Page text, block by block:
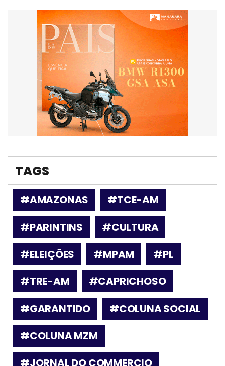
TAGS
#AMAZONAS
#TCE-AM
#PARINTINS
#CULTURA
#ELEIÇÕES
#MPAM
#PL
#TRE-AM
#CAPRICHOSO
#GARANTIDO
#COLUNA SOCIAL
#COLUNA MZM
#JORNAL DO COMMERCIO